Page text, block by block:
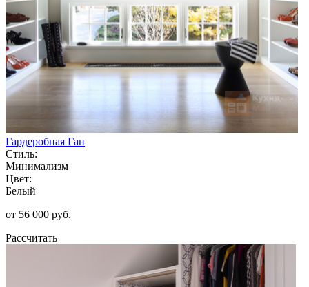
Гардеробная Ган
Стиль:
Минимализм
Цвет:
Белый
от 56 000 руб.
Рассчитать